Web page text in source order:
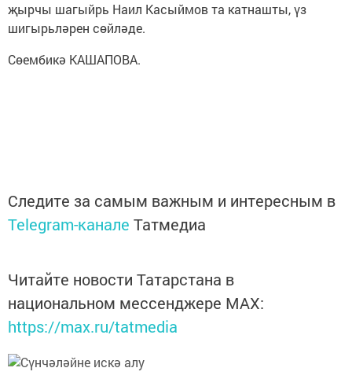
җырчы шагыйрь Наил Касыймов та катнашты, үз
шигырьләрен сөйләде.
Сөембикә КАШАПОВА.
Следите за самым важным и интересным в
Telegram-канале Татмедиа
Читайте новости Татарстана в
национальном мессенджере MАХ:
https://max.ru/tatmedia